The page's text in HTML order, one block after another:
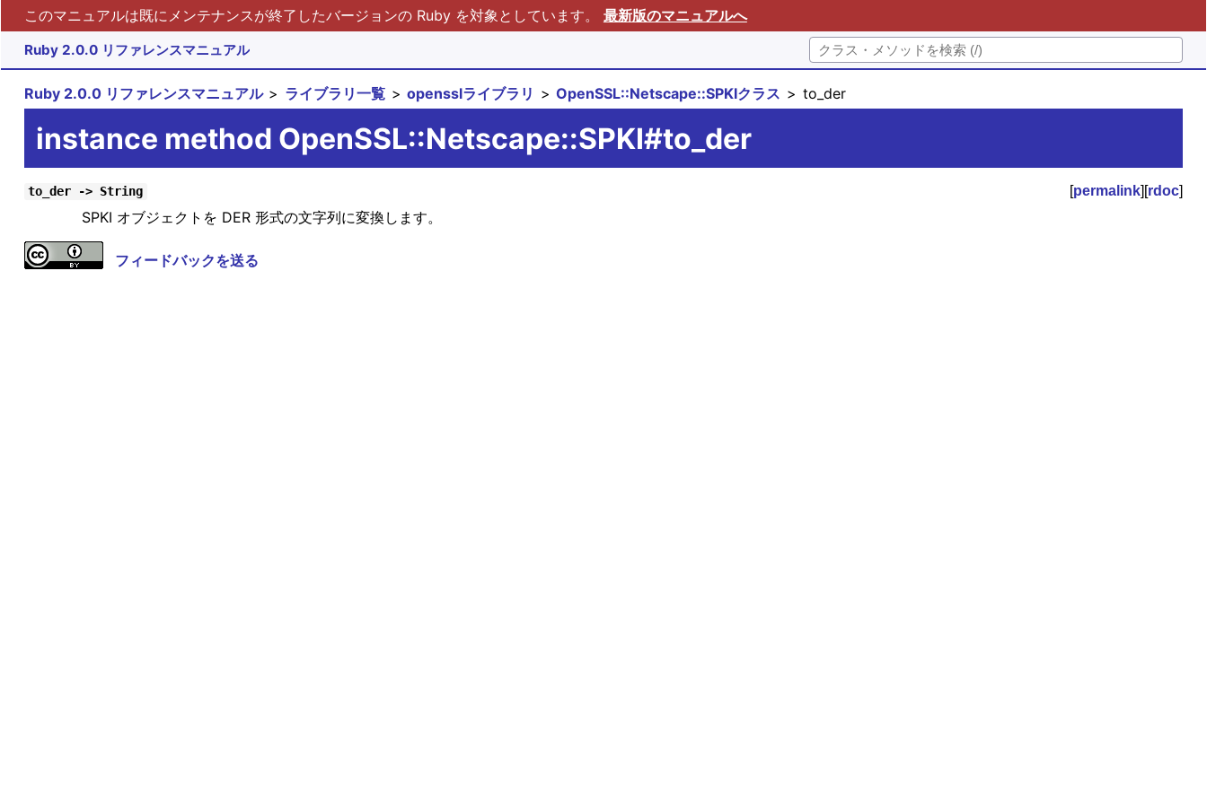
このマニュアルは既にメンテナンスが終了したバージョンの Ruby を対象としています。 最新版のマニュアルへ
Ruby 2.0.0 リファレンスマニュアル
Ruby 2.0.0 リファレンスマニュアル ライブラリ一覧 opensslライブラリ OpenSSL::Netscape::SPKIクラス to_der
instance method OpenSSL::Netscape::SPKI#to_der
to_der -> String [permalink][rdoc]
SPKI オブジェクトを DER 形式の文字列に変換します。
フィードバックを送る